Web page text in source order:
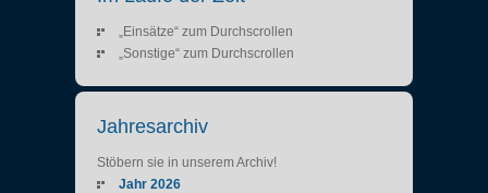
„Einsätze“ zum Durchscrollen
„Sonstige“ zum Durchscrollen
Jahresarchiv
Stöbern sie in unserem Archiv!
Jahr 2026